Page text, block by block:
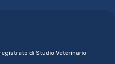
di Studio Veterinario